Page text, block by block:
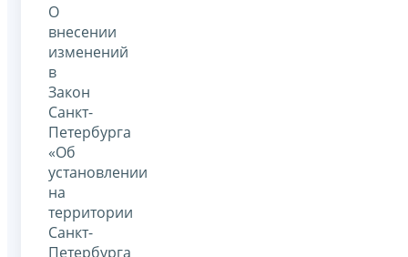
О
внесении
изменений
в
Закон
Санкт-
Петербурга
«Об
установлении
на
территории
Санкт-
Петербурга